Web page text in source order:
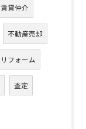
賃貸仲介
不動産売却
リフォーム
査定